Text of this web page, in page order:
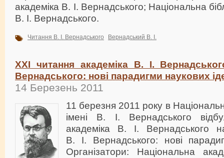
академіка В. І. Вернадського; Національна
В. І. Вернадського.
Читання В. І. Вернадського Вернадський В. І.
XXI читання академіка В. І.
Вернадського: нові парадигми наукових
14 Березень 2011
11 березня 2011 року в
імені В. І. Вернадського
академіка В. І. Вернадського
В. І. Вернадського: нові
Організатори: Національна